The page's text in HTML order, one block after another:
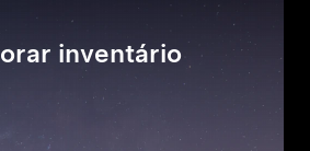
inventário